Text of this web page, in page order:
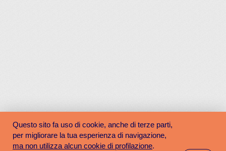
Questo sito fa uso di cookie, anche di terze parti,
per migliorare la tua esperienza di navigazione,
ma non utilizza alcun cookie di profilazione.